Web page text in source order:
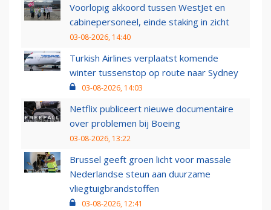
Voorlopig akkoord tussen WestJet en
cabinepersoneel, einde staking in zicht
03-08-2026, 14:40
Turkish Airlines verplaatst komende
winter tussenstop op route naar Sydney
03-08-2026, 14:03
Netflix publiceert nieuwe documentaire
over problemen bij Boeing
03-08-2026, 13:22
Brussel geeft groen licht voor massale
Nederlandse steun aan duurzame
vliegtuigbrandstoffen
03-08-2026, 12:41